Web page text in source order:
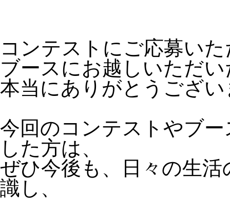
コンテストにご応募い
ブースにお越しいただ
本当にありがとうござ
今回のコンテストやブー
した方は、
ぜひ今後も、日々の生活
識し、